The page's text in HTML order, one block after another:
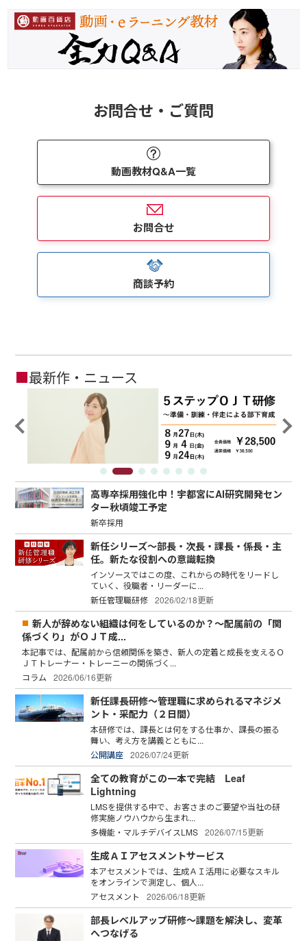
お問合せ・ご質問
動画教材Q&A一覧
お問合せ
商談予約
■最新作・ニュース
高専卒採用強化中！宇都宮にAI研究開発セン
ター秋頃竣工予定
新卒採用
新任シリーズ～部長・次長・課長・係長・主
任。新たな役割への意識転換
インソースではこの度、これからの時代をリードし
ていく、役職者・リーダーに...
新任管理職研修 2026/02/18更新
新人が辞めない組織は何をしているのか？～配属前の「関
係づくり」がＯＪＴ成...
本記事では、配属前から信頼関係を築き、新人の定着と成長を支えるＯ
ＪＴトレーナー・トレーニーの関係づく...
コラム
2026/06/16更新
新任課長研修～管理職に求められるマネジメ
ント・采配力（２日間）
本研修では、課長とは何をする仕事か、課長の振る
舞い、考え方を講義とともに...
公開講座 2026/07/24更新
全ての教育がこの一本で完結 Leaf
Lightning
LMSを提供する中で、お客さまのご要望や当社の研
修実施ノウハウから生まれ...
多機能・マルチデバイスLMS 2026/07/15更新
生成ＡＩアセスメントサービス
本アセスメントでは、生成ＡＩ活用に必要なスキル
をオンラインで測定し、個人...
アセスメント
2026/06/18更新
部長レベルアップ研修～課題を解決し、変革
へつなげる